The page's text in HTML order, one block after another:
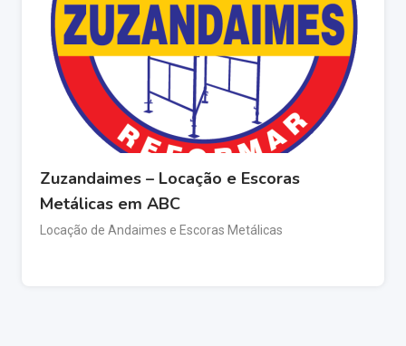
Zuzandaimes – Locação e Escoras
Metálicas em ABC
Locação de Andaimes e Escoras Metálicas